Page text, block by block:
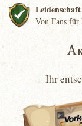
Von Fans für
Ihr